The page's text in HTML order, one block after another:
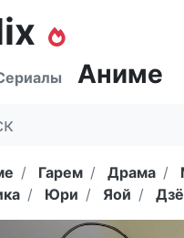
Аниме
Гарем Драма
Юри Яой